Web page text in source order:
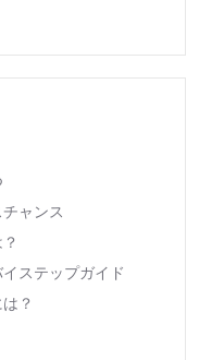
ャンス
ステップガイド
？